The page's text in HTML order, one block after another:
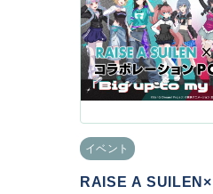
イベント
RAISE A